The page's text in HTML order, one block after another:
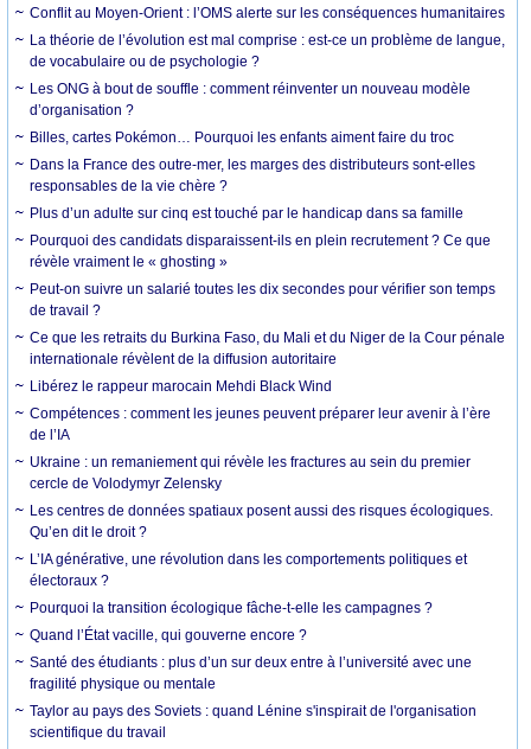
Conflit au Moyen-Orient : l’OMS alerte sur les conséquences humanitaires
La théorie de l’évolution est mal comprise : est-ce un problème de langue,
de vocabulaire ou de psychologie ?
Les ONG à bout de souffle : comment réinventer un nouveau modèle
d’organisation ?
Billes, cartes Pokémon… Pourquoi les enfants aiment faire du troc
Dans la France des outre-mer, les marges des distributeurs sont-elles
responsables de la vie chère ?
Plus d’un adulte sur cinq est touché par le handicap dans sa famille
Pourquoi des candidats disparaissent-ils en plein recrutement ? Ce que
révèle vraiment le « ghosting »
Peut-on suivre un salarié toutes les dix secondes pour vérifier son temps
de travail ?
Ce que les retraits du Burkina Faso, du Mali et du Niger de la Cour pénale
internationale révèlent de la diffusion autoritaire
Libérez le rappeur marocain Mehdi Black Wind
Compétences : comment les jeunes peuvent préparer leur avenir à l’ère
de l’IA
Ukraine : un remaniement qui révèle les fractures au sein du premier
cercle de Volodymyr Zelensky
Les centres de données spatiaux posent aussi des risques écologiques.
Qu’en dit le droit ?
L’IA générative, une révolution dans les comportements politiques et
électoraux ?
Pourquoi la transition écologique fâche-t-elle les campagnes ?
Quand l’État vacille, qui gouverne encore ?
Santé des étudiants : plus d’un sur deux entre à l’université avec une
fragilité physique ou mentale
Taylor au pays des Soviets : quand Lénine s'inspirait de l'organisation
scientifique du travail